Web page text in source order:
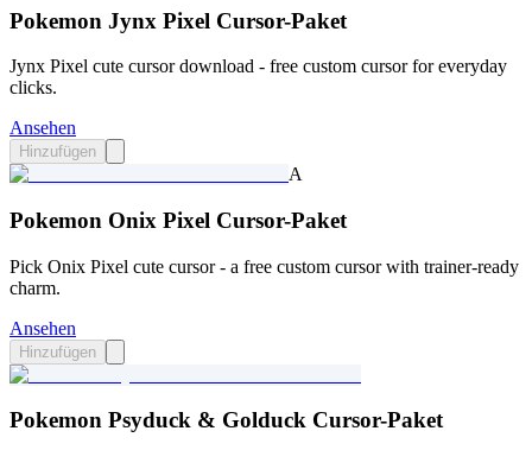
Pokemon Jynx Pixel Cursor-Paket
Jynx Pixel cute cursor download - free custom cursor for everyday
clicks.
Ansehen
Hinzufügen
A
Pokemon Onix Pixel Cursor-Paket
Pick Onix Pixel cute cursor - a free custom cursor with trainer-ready
charm.
Ansehen
Hinzufügen
Pokemon Psyduck & Golduck Cursor-Paket